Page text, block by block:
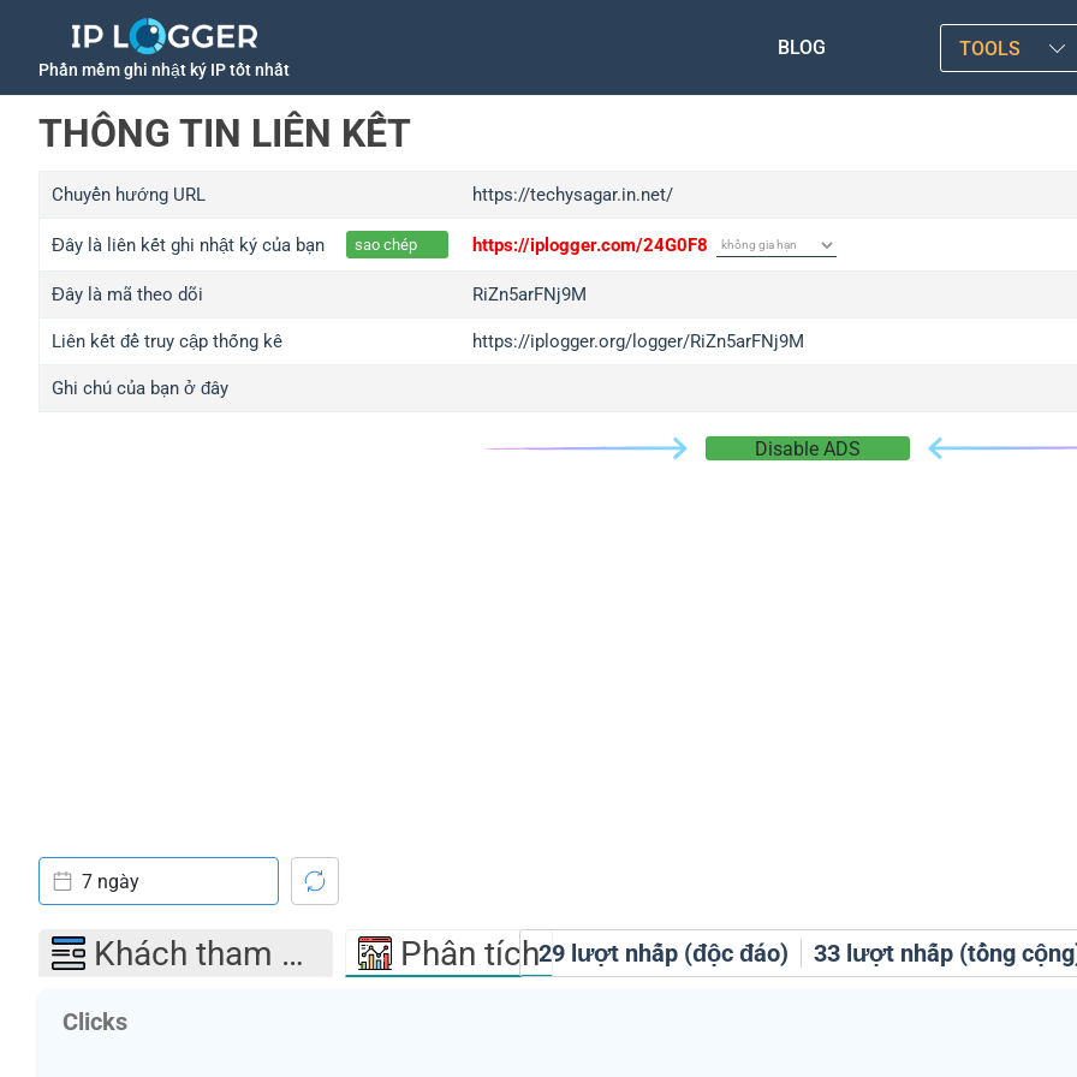
Phần mềm ghi nhật ký IP tốt nhất
BLOG TOOLS
THÔNG TIN LIÊN KẾT
Chuyển hướng URL https://techysagar.in.net/
Đây là liên kết ghi nhật ký của bạn sao chép https://iplogger.com/24G0F8
Đây là mã theo dõi RiZn5arFNj9M
Liên kết để truy cập thống kê https://iplogger.org/logger/RiZn5arFNj9M
Ghi chú của bạn ở đây
Disable ADS
29 lượt nhấp (độc đáo) 33 lượt nhấp (tổng
7 ngày
Khách tham quan Phân tích
Clicks